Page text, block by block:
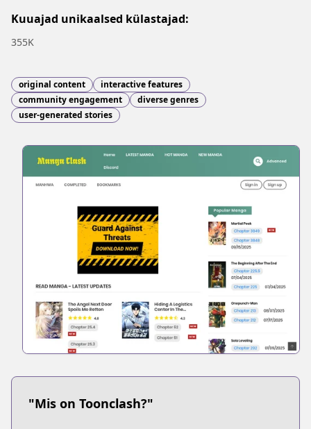
Kuuajad unikaalsed külastajad:
355K
original content
interactive features
community engagement
diverse genres
user-generated stories
"Mis on Toonclash?"